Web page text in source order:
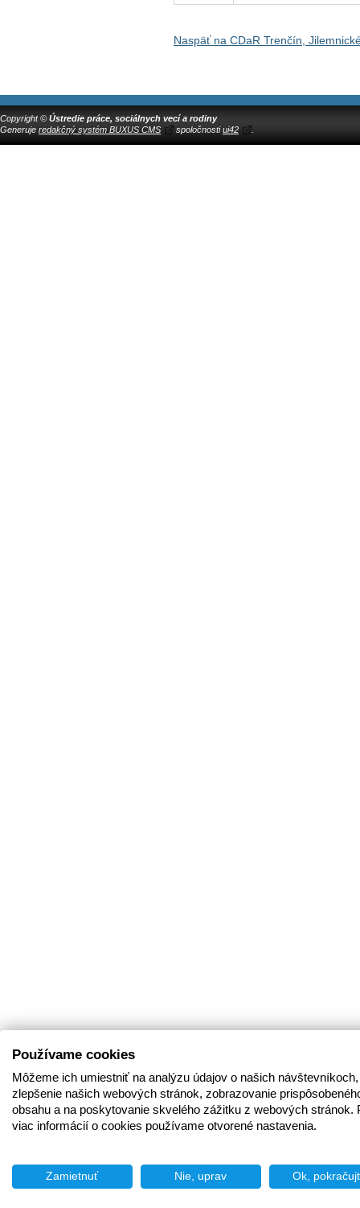
Naspäť na CDaR Trenčín,
Copyright © Ústredie práce, sociálnych vecí a rodiny
Generuje redakčný systém BUXUS CMS spoločnostiui42
Používame cookies
Môžeme ich umiestniť na analýzu údajov o našich
zlepšenie našich webových stránok, zobrazovanie
obsahu a na poskytovanie skvelého zážitku z webových stránok.
viac informácií o cookies používame otvorené nastavenia.
Zamietnuť Nie, uprav Ok,